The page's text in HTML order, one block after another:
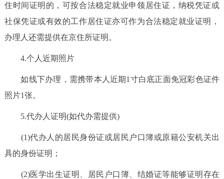
住时间证明的，可按合法稳定就业申领居住证，纳税凭证或
社保凭证或有效的工作居住证亦可作为合法稳定就业证明，
办理人还需提供在京住所证明。
4.个人近期照片
如线下办理，需携带本人近期1寸白底正面免冠彩色证件
照片1张。
5.代办人证明(如代办需提供)
(1)代办人的居民身份证或居民户口簿或原籍公安机关出
具的身份证明；
(2)医学出生证明、居民户口簿、结婚证等能够证明存在